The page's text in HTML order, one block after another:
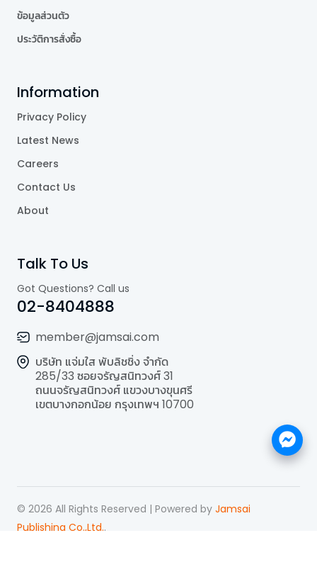
ข้อมูลส่วนตัว
ประวัติการสั่งซื้อ
Information
Privacy Policy
Latest News
Careers
Contact Us
About
Talk To Us
Got Questions? Call us
02-8404888
member@jamsai.com
บริษัท แจ่มใส พับลิชชิ่ง จำกัด
285/33 ซอยจรัญสนิทวงศ์ 31
ถนนจรัญสนิทวงศ์ แขวงบางขุนศรี
เขตบางกอกน้อย กรุงเทพฯ 10700
© 2026 All Rights Reserved | Powered by Jamsai
Publishing Co.,Ltd..